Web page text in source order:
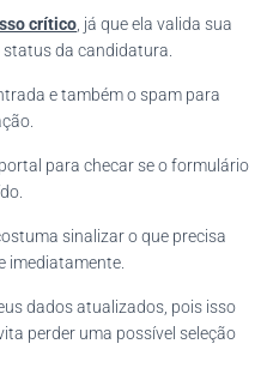
crítico , já que ela valida sua
da candidatura.
e também o spam para
para checar se o formulário
sinalizar o que precisa
imediatamente.
dados atualizados, pois isso
perder uma possível seleção